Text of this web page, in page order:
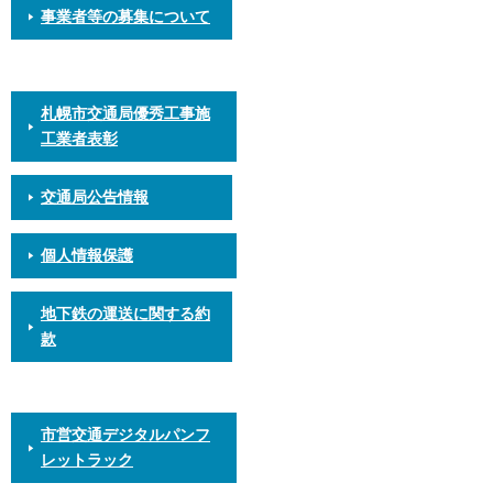
事業者等の募集について
札幌市交通局優秀工事施
工業者表彰
交通局公告情報
個人情報保護
地下鉄の運送に関する約
款
市営交通デジタルパンフ
レットラック